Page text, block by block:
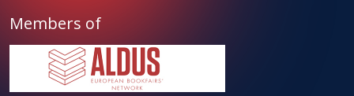
Members of